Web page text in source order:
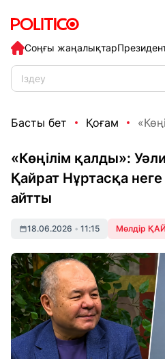
Соңғы жаңалықтар
Басты бет Қоғам
«Көңілім қалды»:
Қайрат Нұртасқа неге
айтты
18.06.2026 • 11:15 Мөлдір